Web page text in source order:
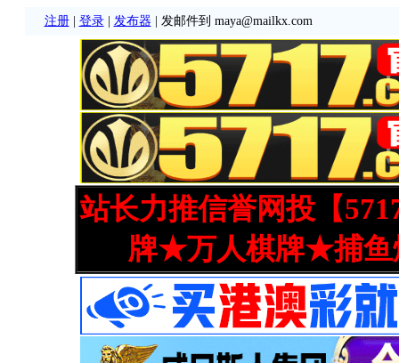
注册| 登录| 发布器 | 发邮件到 maya@mailkx.com
站长力推信誉网投【
牌★万人棋牌★捕鱼